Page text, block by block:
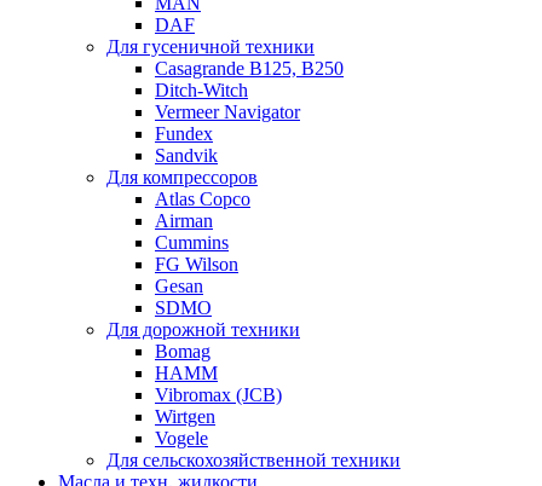
DAF
Для гусеничной техники
Casagrande B125, B250
Ditch-Witch
Vermeer Navigator
Fundex
Sandvik
Для компрессоров
Atlas Copco
Airman
Cummins
FG Wilson
Gesan
SDMO
Для дорожной техники
Bomag
HAMM
Vibromax (JCB)
Wirtgen
Vogele
Для сельскохозяйственной техники
Масла и техн. жидкости